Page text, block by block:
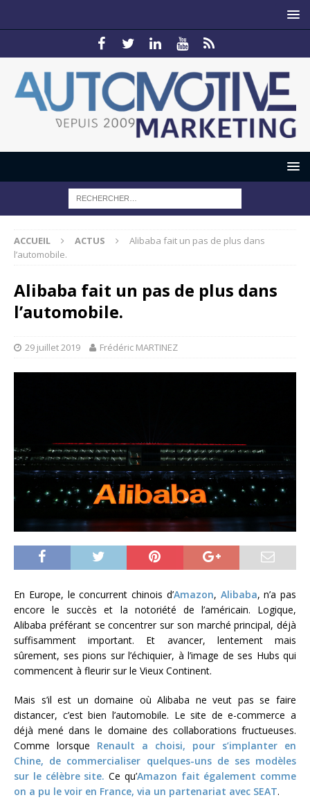
ACCUEIL ACTUS
Alibaba fait un pas de plus dans
l’automobile.
Alibaba fait un pas de plus dans
l’automobile.
29 juillet 2019 Frédéric MARTINEZ
En Europe, le concurrent chinois d’Amazon, Alibaba, n’a pas
encore le succès et la notoriété de l’américain. Logique,
Alibaba préférant se concentrer sur son marché principal, déjà
suffisamment important. Et avancer, lentement mais
sûrement, ses pions sur l’échiquier, à l’image de ses Hubs qui
commencent à fleurir sur le Vieux Continent.
Mais s’il est un domaine où Alibaba ne veut pas se faire
distancer, c’est bien l’automobile. Le site de e-commerce a
déjà mené dans le domaine des collaborations fructueuses.
Comme lorsque Renault a choisi, pour s’implanter en
Chine, de commercialiser quelques-uns de ses modèles
sur le célèbre site. Ce qu’Amazon fait également comme
on a pu le voir en France, via un partenariat avec SEAT.